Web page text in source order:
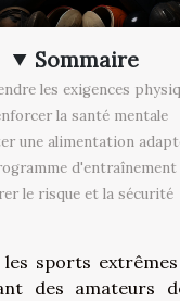
Sommaire
les exigences
la santé mentale
une alimentation
d'entraînement
le risque et la sécurité
sports
des amateurs